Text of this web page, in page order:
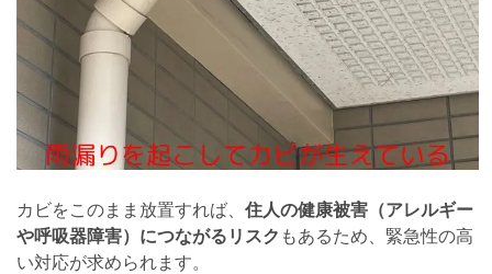
カビをこのまま放置すれば、 住人の健康被害（アレルギー
や呼吸器障害）につながるリスク もあるため、緊急性の高
い対応が求められます。